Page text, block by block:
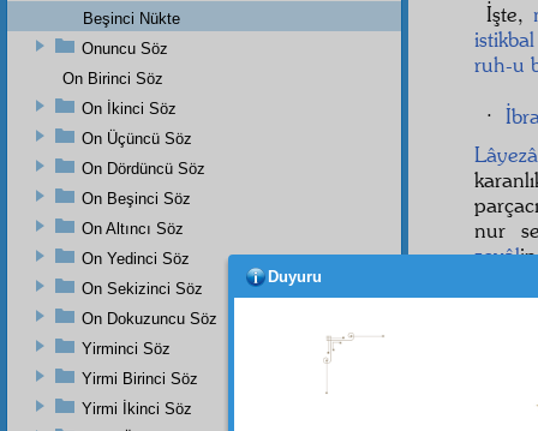
İşte,
istikbal
ruh-u
·
nur
zevâl
Beşinci Nükte
Onuncu Söz
On Birinci Söz
On İkinci Söz
On Üçüncü Söz
On Dördüncü Söz
On Beşinci Söz
On Altıncı Söz
On Yedinci Söz
On Sekizinci Söz
On Dokuzuncu Söz
Yirminci Söz
Yirmi Birinci Söz
Yirmi İkinci Söz
Duyuru